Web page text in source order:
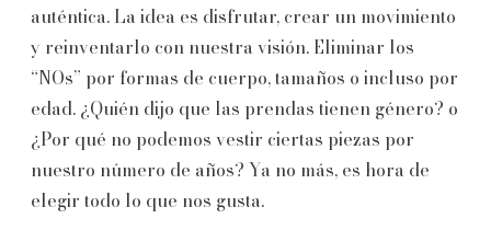
auténtica. La idea es disfrutar, crear un movimiento
y reinventarlo con nuestra visión. Eliminar los
“NOs” por formas de cuerpo, tamaños o incluso por
edad. ¿Quién dijo que las prendas tienen género? o
¿Por qué no podemos vestir ciertas piezas por
nuestro número de años? Ya no más, es hora de
elegir todo lo que nos gusta.